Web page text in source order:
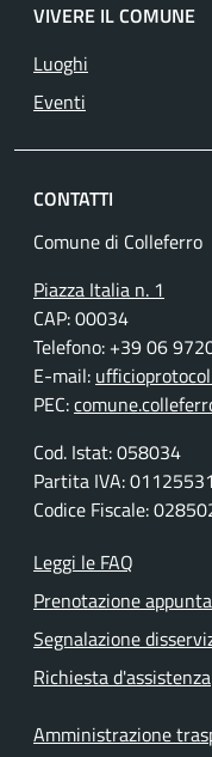
VIVERE IL COMUNE
Luoghi
Eventi
CONTATTI
Comune di Colleferro
Piazza Italia n. 1
CAP: 00034
Telefono: +39 06
E-mail:
PEC:
Cod. Istat: 058034
Partita IVA:
Codice Fiscale:
Leggi le FAQ
Prenotazione
Segnalazione
Richiesta d'assistenza
Amministrazione